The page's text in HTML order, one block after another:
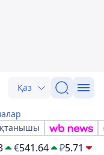
Қаз
€541.64 ₽5.71